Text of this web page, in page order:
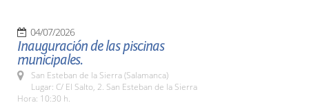
04/07/2026
Inauguración de las piscinas
municipales.
San Esteban de la Sierra (Salamanca)
Lugar: C/ El Salto, 2. San Esteban de la Sierra
Hora: 10:30 h.